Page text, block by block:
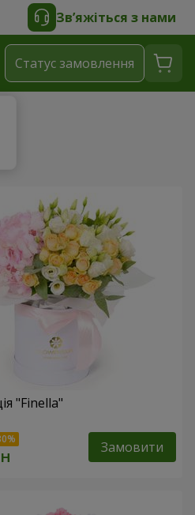
Зв’яжіться з нами
Статус замовлення
"Finella"
Замовити